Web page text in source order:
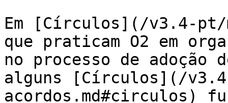
Em [Círculos](/v3.4-pt/
que praticam O2 em
no processo de adoção
alguns [Círculos](/